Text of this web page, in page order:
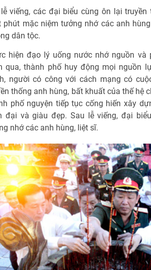
viếng, các đại biểu cùng ôn lại
phút mặc niệm tưởng nhớ các anh
dân tộc.
hiện đạo lý uống nước nhớ nguồn
qua, thành phố huy động mọi nguồn
người có công với cách mạng có
thống anh hùng, bất khuất của thế hệ
phố nguyện tiếp tục cống hiến xây
đại và giàu đẹp. Sau lễ viếng, đại
nhớ các anh hùng, liệt sĩ.